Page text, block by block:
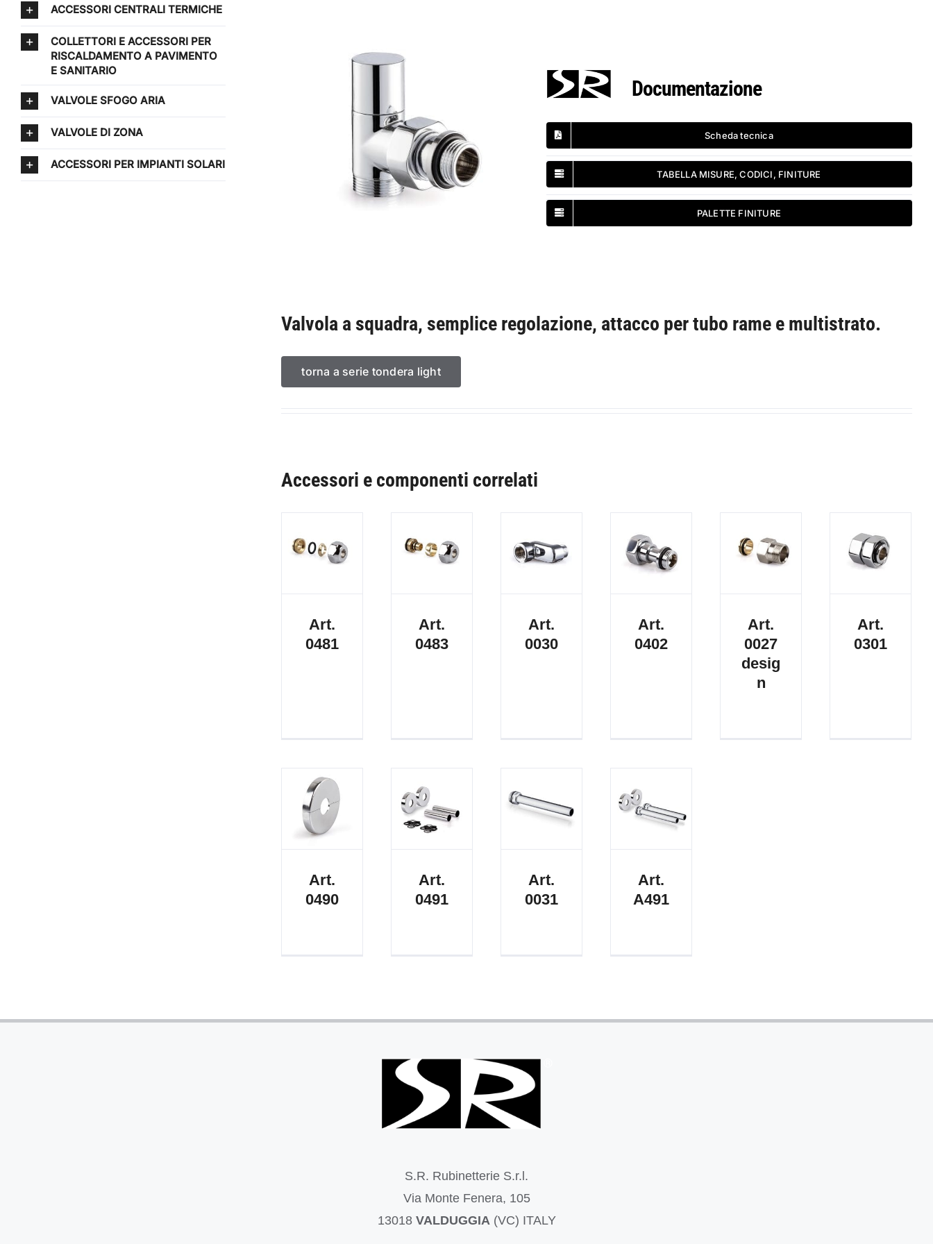
Documentazione
Scheda tecnica
TABELLA MISURE, CODICI, FINITURE
PALETTE FINITURE
Valvola a squadra, semplice regolazione, attacco per tubo rame e multistrato.
torna a serie tondera light
Accessori e componenti correlati
Art.
0481
Art.
0483
Art.
0030
Art.
0402
Art.
0027
desig
n
Art.
0301
Art.
0490
Art.
0491
Art.
0031
Art.
A491
ACCESSORI CENTRALI TERMICHE
COLLETTORI E ACCESSORI PER
RISCALDAMENTO A PAVIMENTO
E SANITARIO
VALVOLE SFOGO ARIA
VALVOLE DI ZONA
ACCESSORI PER IMPIANTI SOLARI
S.R. Rubinetterie S.r.l.
Via Monte Fenera, 105
13018 VALDUGGIA(VC) ITALY